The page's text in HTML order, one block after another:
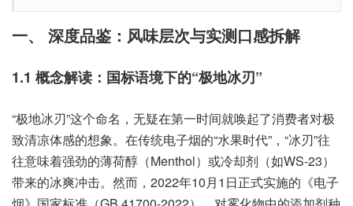
一、 深度品鉴：风味层次与实测口感拆解
1.1 概念解读：国标语境下的“极地冰刃”
“极地冰刃”这个命名，无疑在第一时间就唤起了消费者对极
致清凉体感的想象。在传统电子烟的“水果时代”，“冰刃”往
往意味着强劲的薄荷醇（Menthol）或冷却剂（如WS-23）
带来的冰爽冲击。然而，2022年10月1日正式实施的《电子